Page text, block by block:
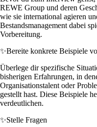
REWE Group und deren
wie sie international agieren
Bestandsmanagement dabei
Vorbereitung.
✨Bereite konkrete Beispiele
Überlege dir spezifische
bisherigen Erfahrungen, in
Organisationstalent oder
gestellt hast. Diese Beispiele
verdeutlichen.
✨Stelle Fragen